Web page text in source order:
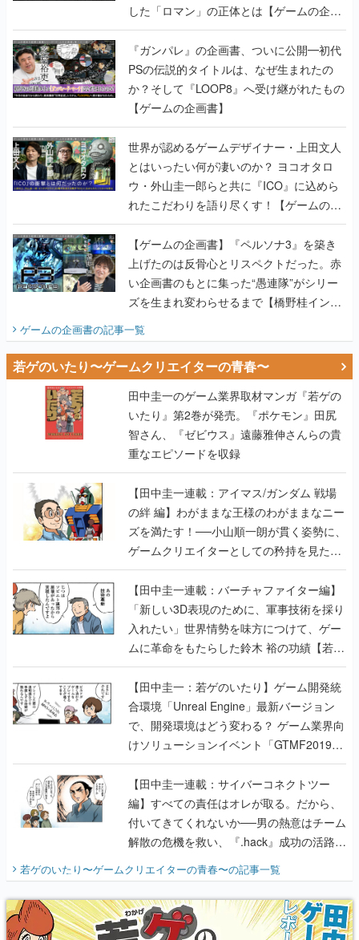
した「ロマン」の正体とは【ゲームの企画
書】
『ガンパレ』の企画書、ついに公開━初代
PSの伝説的タイトルは、なぜ生まれたの
か？そして『LOOP8』へ受け継がれたもの
【ゲームの企画書】
世界が認めるゲームデザイナー・上田文人
とはいったい何が凄いのか？ ヨコオタロ
ウ・外山圭一郎らと共に『ICO』に込めら
れたこだわりを語り尽くす！【ゲームの企
画書】
【ゲームの企画書】『ペルソナ3』を築き
上げたのは反骨心とリスペクトだった。赤
い企画書のもとに集った“愚連隊”がシリー
ズを生まれ変わらせるまで【橋野桂インタ
ゲームの企画書の記事一覧
若ゲのいたり〜ゲームクリエイターの青春〜
田中圭一のゲーム業界取材マンガ『若ゲの
いたり』第2巻が発売。『ポケモン』田尻
智さん、『ゼビウス』遠藤雅伸さんらの貴
重なエピソードを収録
【田中圭一連載：アイマス/ガンダム 戦場
の絆 編】わがままな王様のわがままなニー
ズを満たす！──小山順一朗が貫く姿勢に、
ゲームクリエイターとしての矜持を見た
【若ゲのいたり最終回】
【田中圭一連載：バーチャファイター編】
「新しい3D表現のために、軍事技術を採り
入れたい」世界情勢を味方につけて、ゲー
ムに革命をもたらした鈴木 裕の功績【若ゲ
のいたり】
【田中圭一：若ゲのいたり】ゲーム開発統
合環境「Unreal Engine」最新バージョン
で、開発環境はどう変わる？ ゲーム業界向
けソリューションイベント「GTMF2019」
に行って、より理解を深めよう【PR】
【田中圭一連載：サイバーコネクトツー
編】すべての責任はオレが取る。だから、
付いてきてくれないか──男の熱意はチーム
解散の危機を救い、『.hack』成功の活路を
『少年ジャンプ』色だった【若ゲのいた
り】
若ゲのいたり〜ゲームクリエイターの青春〜の記事一覧